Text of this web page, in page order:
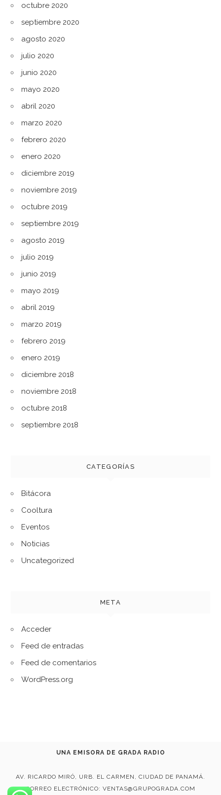
octubre 2020
septiembre 2020
agosto 2020
julio 2020
junio 2020
mayo 2020
abril 2020
marzo 2020
febrero 2020
enero 2020
diciembre 2019
noviembre 2019
octubre 2019
septiembre 2019
agosto 2019
julio 2019
junio 2019
mayo 2019
abril 2019
marzo 2019
febrero 2019
enero 2019
diciembre 2018
noviembre 2018
octubre 2018
septiembre 2018
CATEGORÍAS
Bitácora
Cooltura
Eventos
Noticias
Uncategorized
META
Acceder
Feed de entradas
Feed de comentarios
WordPress.org
UNA EMISORA DE GRADA RADIO
AV. RICARDO MIRÓ, URB. EL CARMEN, CIUDAD DE PANAMÁ.
CORREO ELECTRÓNICO: VENTAS@GRUPOGRADA.COM